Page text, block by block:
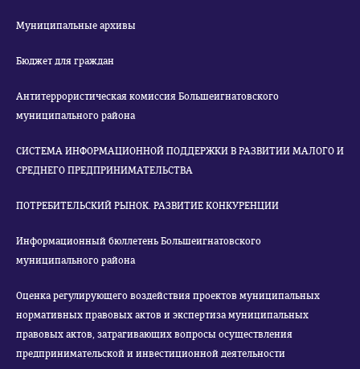
Муниципальные архивы
Бюджет для граждан
Антитеррористическая комиссия Большеигнатовского
муниципального района
СИСТЕМА ИНФОРМАЦИОННОЙ ПОДДЕРЖКИ В РАЗВИТИИ МАЛОГО И
СРЕДНЕГО ПРЕДПРИНИМАТЕЛЬСТВА
ПОТРЕБИТЕЛЬСКИЙ РЫНОК. РАЗВИТИЕ КОНКУРЕНЦИИ
Информационный бюллетень Большеигнатовского
муниципального района
Оценка регулирующего воздействия проектов муниципальных
нормативных правовых актов и экспертиза муниципальных
правовых актов, затрагивающих вопросы осуществления
предпринимательской и инвестиционной деятельности